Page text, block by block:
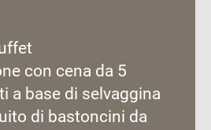
con cena da 5
a base di selvaggina
di bastoncini da